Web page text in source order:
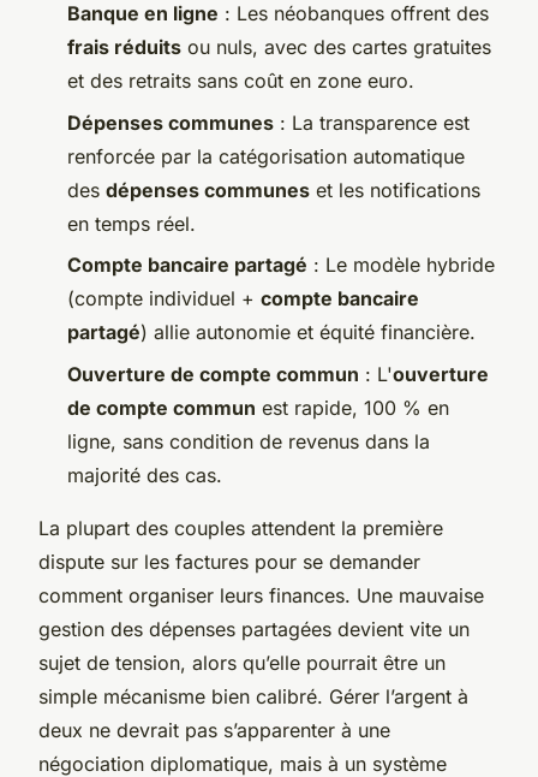
Banque en ligne : Les néobanques offrent des
frais réduits ou nuls, avec des cartes gratuites
et des retraits sans coût en zone euro.
Dépenses communes : La transparence est
renforcée par la catégorisation automatique
des dépenses communes et les notifications
en temps réel.
Compte bancaire partagé : Le modèle hybride
(compte individuel + compte bancaire
partagé) allie autonomie et équité financière.
Ouverture de compte commun : L'ouverture
de compte commun est rapide, 100 % en
ligne, sans condition de revenus dans la
majorité des cas.
La plupart des couples attendent la première
dispute sur les factures pour se demander
comment organiser leurs finances. Une mauvaise
gestion des dépenses partagées devient vite un
sujet de tension, alors qu’elle pourrait être un
simple mécanisme bien calibré. Gérer l’argent à
deux ne devrait pas s’apparenter à une
négociation diplomatique, mais à un système